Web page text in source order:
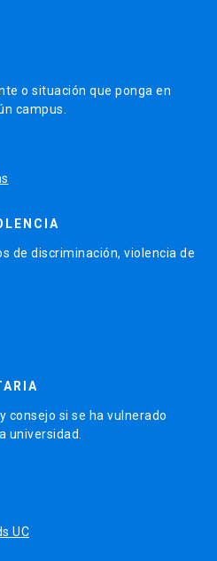
o situación que ponga en
campus.
de discriminación, violencia de
consejo si se ha vulnerado
universidad.
UC